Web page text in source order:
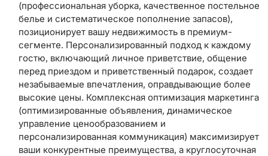
(профессиональная уборка, качественное постельное
белье и систематическое пополнение запасов),
позиционирует вашу недвижимость в премиум-
сегменте. Персонализированный подход к каждому
гостю, включающий личное приветствие, общение
перед приездом и приветственный подарок, создает
незабываемые впечатления, оправдывающие более
высокие цены. Комплексная оптимизация маркетинга
(оптимизированные объявления, динамическое
управление ценообразованием и
персонализированная коммуникация) максимизирует
ваши конкурентные преимущества, а круглосуточная